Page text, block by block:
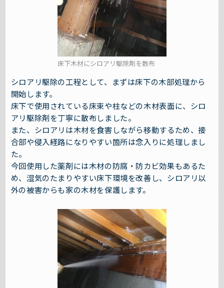
床下木材にシロアリ駆除剤を散布
シロアリ駆除の工程として、まずは床下の木部処理から
開始します。
床下で使用されている床束や柱などの木材表面に、シロ
アリ駆除剤を丁寧に散布しました。
また、シロアリは木材を食害しながら移動するため、接
合部や侵入経路になりやすい箇所は念入りに処理しまし
た。
今回使用した薬剤には木材の防腐・防カビ効果もあるた
め、湿気のたまりやすい床下環境を改善し、シロアリ以
外の被害からも家の木材を保護します。